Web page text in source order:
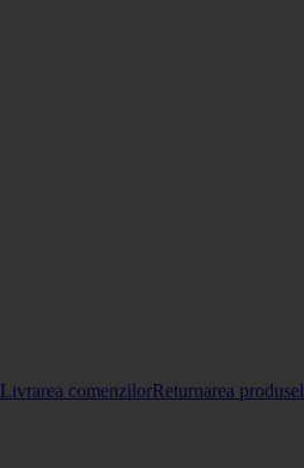
Livrarea comenzilorReturnarea